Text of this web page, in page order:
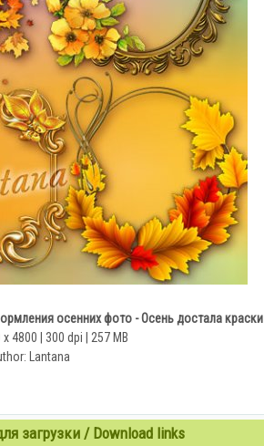
осенних фото - Осень достала краски
x 4800 | 300 dpi | 257 MB
Lantana
загрузки / Download links